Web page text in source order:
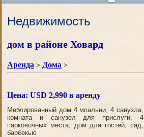
Недвижимость
дом в районе Ховард
Аренда > Дома >
Цена: USD 2,990 в аренду
Меблированный дом 4 мпальни, 4 санузла,
комната и санузел для прислуги, 4
парковочных места, дом для гостей, сад,
барбекью